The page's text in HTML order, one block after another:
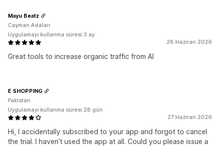
28 Haziran 2026
Great tools to increase organic traffic from AI
Mayu Beatz
Cayman Adaları
Uygulamayı kullanma süresi:3 ay
27 Haziran 2026
Hi, I accidentally subscribed to your app and forgot to cancel
the trial. I haven’t used the app at all. Could you please issue a
E SHOPPING
Pakistan
Uygulamayı kullanma süresi:28 gün